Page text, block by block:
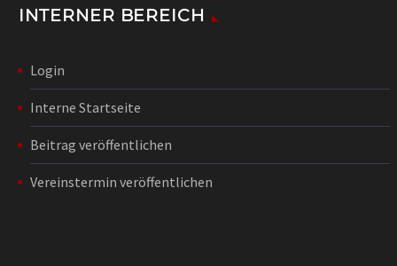
INTERNER BEREICH
Login
Interne Startseite
Beitrag veröffentlichen
Vereinstermin veröffentlichen